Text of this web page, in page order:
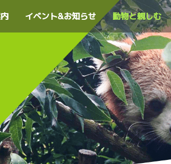
イベント&お知らせ 動物と親しむ